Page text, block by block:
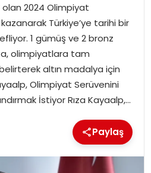
2024 Olimpiyat
Türkiye’ye tarihi bir
1 gümüş ve 2 bronz
olimpiyatlara tam
altın madalya için
Olimpiyat Serüvenini
İstiyor Rıza Kayaalp,…
Paylaş